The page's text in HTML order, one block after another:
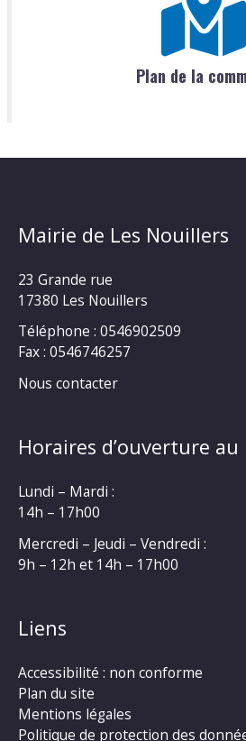
Plan de la
Mairie de Les Nouillers
23 Grande rue
17380 Les Nouillers
Téléphone : 0546902509
Fax : 0546746257
Nous contacter
Horaires d’ouverture au
Lundi – Mardi :
14h – 17h00
Mercredi – Jeudi – Vendredi :
9h – 12h et 14h – 17h00
Liens
Accessibilité : non conforme
Plan du site
Mentions légales
Politique de protection des